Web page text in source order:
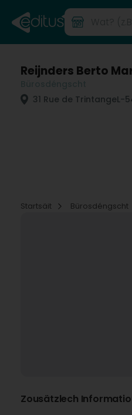
Reijnders Berto
31 Rue de TrintangeL-
Startsäit
Bürosdéngscht
Zousätzlech